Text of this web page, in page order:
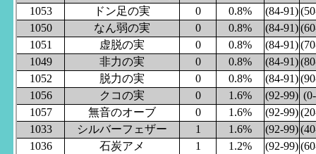
1053
ドン足の実 0 0.8% (84-91)
1050
なん弱の実 0 0.8% (84-91)
1051
虚脱の実 0 0.8% (84-91)
1049
非力の実 0 0.8% (84-91)
1052
脱力の実 0 0.8% (84-91)
1056
クコの実 0 1.6% (92-99)
1057
無音のオーブ 0 1.6% (92-99)
1033
シルバーフェザー 1 1.6% (92-99)
1036
石炭アメ 1 1.2% (92-99)